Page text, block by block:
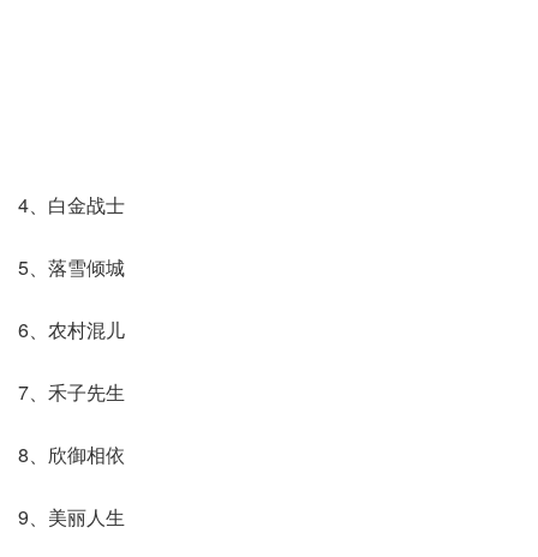
4、白金战士
5、落雪倾城
6、农村混儿
7、禾子先生
8、欣御相依
9、美丽人生